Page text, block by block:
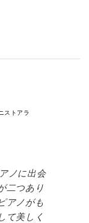
ストアラ
ノに出会
二つあり
アノがも
て美しく